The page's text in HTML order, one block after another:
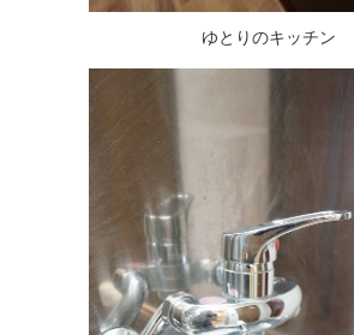
ゆとりのキッチン